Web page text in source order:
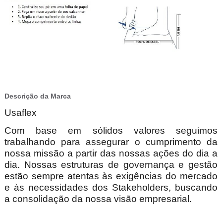
Descrição da Marca
Usaflex
Com base em sólidos valores seguimos
trabalhando para assegurar o cumprimento da
nossa missão a partir das nossas ações do dia a
dia. Nossas estruturas de governança e gestão
estão sempre atentas às exigências do mercado
e às necessidades dos Stakeholders, buscando
a consolidação da nossa visão empresarial.